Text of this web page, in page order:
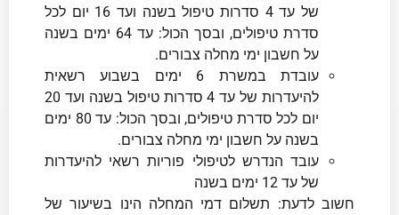
של עד 4 סדרות טיפול בשנה ועד 16 יום לכל
סדרת טיפולים, ובסך הכול: עד 64 ימים בשנה
על חשבון ימי מחלה צבורים.
עובדת במשרת 6 ימים בשבוע רשאית
להיעדרות של עד 4 סדרות טיפול בשנה ועד 20
יום לכל סדרת טיפולים, ובסך הכול: עד 80 ימים
בשנה על חשבון ימי מחלה צבורים.
עובד הנדרש לטיפולי פוריות רשאי להיעדרות
של עד 12 ימים בשנה
חשוב לדעת: תשלום דמי המחלה הינו בשיעור של